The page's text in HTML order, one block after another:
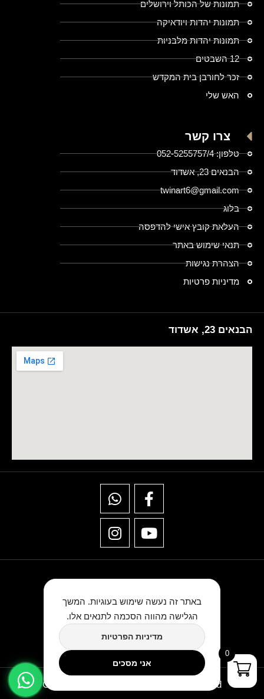
תמונות של הכותל וירושלים
תמונות יהדות ויודאיקה
תמונות יהדות מלבניות
12 השבטים
זכר לחורבן בית המקדש
האש שלי
צרו קשר
טלפון: 052-5255757/4
הבנאים 23, אשדוד
twinart6@gmail.com
בלוג
העלאת קובץ אישי להדפסה
תנאי שימוש באתר
הצהרת נגישות
מדיניות פרטיות
הבנאים 23, אשדוד
★★★★★
כתבו לנו ביקורת בגוגל
Copyright © TwinArt All Rights Reserved
באתר זה נעשה שימוש בעוגיות. המשך
הגלישה מהווה הסכמה לתנאים אלו.
מדיניות הפרטיות
אני מסכים
0